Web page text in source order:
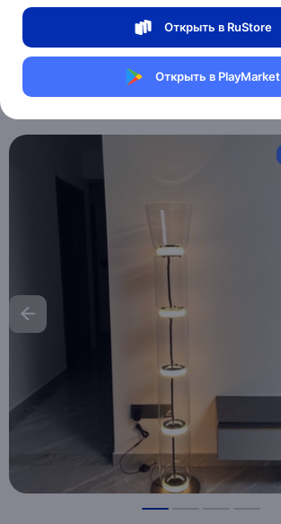
Открыть в RuStore
Открыть в PlayMarket
0 отзывов
Магазин Weller Store